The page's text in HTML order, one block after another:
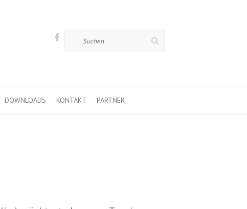
DOWNLOADS KONTAKT PARTNER